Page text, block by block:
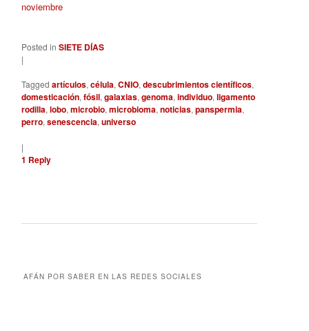
Posted in SIETE DÍAS
|
Tagged artículos, célula, CNIO, descubrimientos científicos,
domesticación, fósil, galaxias, genoma, individuo, ligamento
rodilla, lobo, microbio, microbioma, noticias, panspermia,
perro, senescencia, universo
|
1 Reply
AFÁN POR SABER EN LAS REDES SOCIALES